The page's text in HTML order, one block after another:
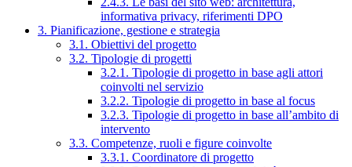
informativa privacy, riferimenti DPO
3. Pianificazione, gestione e strategia
3.1. Obiettivi del progetto
3.2. Tipologie di progetti
3.2.1. Tipologie di progetto in base agli attori
coinvolti nel servizio
3.2.2. Tipologie di progetto in base al focus
3.2.3. Tipologie di progetto in base all’ambito di
intervento
3.3. Competenze, ruoli e figure coinvolte
3.3.1. Coordinatore di progetto